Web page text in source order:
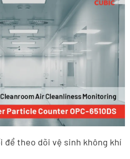
để theo dõi vệ sinh không khí